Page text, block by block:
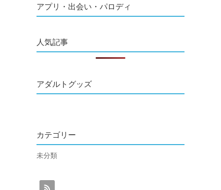
アプリ・出会い・パロディ
人気記事
アダルトグッズ
カテゴリー
未分類